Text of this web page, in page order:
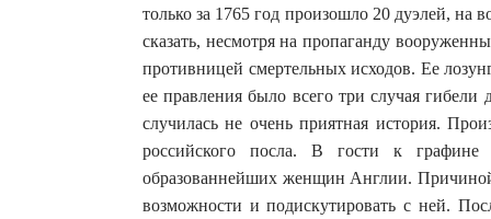
только за 1765 год произошло 20 дуэлей, на
сказать, несмотря на пропаганду
противницей смертельных исходов. Ее
ее правления было всего три случая
случилась не очень приятная история.
российского посла. В гости к графине
образованнейших женщин Англии.
возможности и подискутировать с ней.